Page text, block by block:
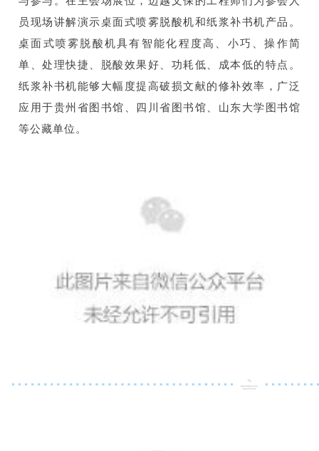
员现场讲解演示桌面式喷雾脱酸机和纸浆补书机产品。
桌面式喷雾脱酸机具有智能化程度高、小巧、操作简
单、处理快捷、脱酸效果好、功耗低、成本低的特点。
纸浆补书机能够大幅度提高破损文献的修补效率，广泛
应用于贵州省图书馆、四川省图书馆、山东大学图书馆
等公藏单位。